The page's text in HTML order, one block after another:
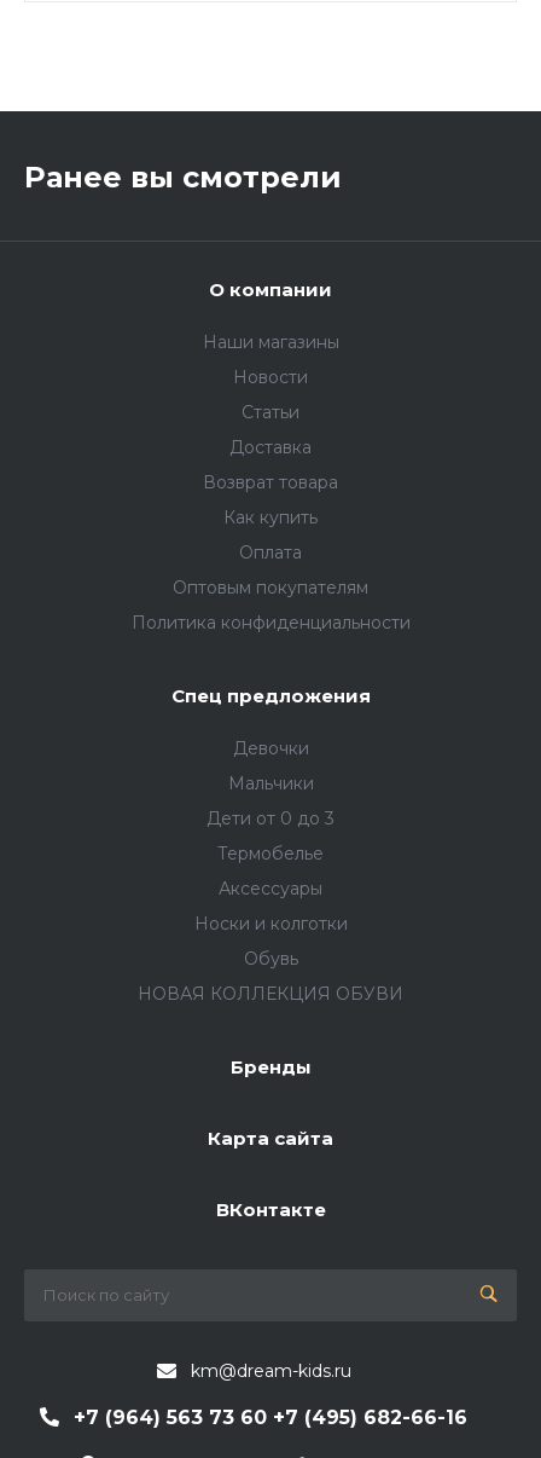
Ранее вы смотрели
О компании
Наши магазины
Новости
Статьи
Доставка
Возврат товара
Как купить
Оплата
Оптовым покупателям
Политика конфиденциальности
Спец предложения
Девочки
Мальчики
Дети от 0 до 3
Термобелье
Аксессуары
Носки и колготки
Обувь
НОВАЯ КОЛЛЕКЦИЯ ОБУВИ
Бренды
Карта сайта
ВКонтакте
km@dream-kids.ru
+7 (964) 563 73 60 +7 (495) 682-66-16